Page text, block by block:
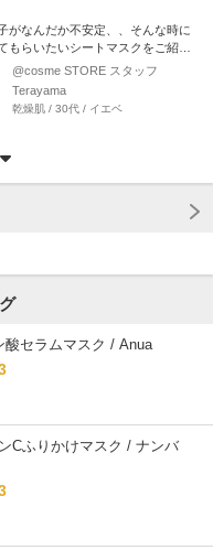
がなんだか不安定、、そんな時に
もらいたいシートマスクをご紹介
します♪ まず潤いが…
@cosme STORE スタッフ
Terayama
乾燥肌 / 30代 / イエベ
中野
普通肌 / 40代 / イエベ
はせがわ
混合肌 / 30代 / イエベ
inoue
敏感肌 / 40代 / ブルベ
酸セラムマスク / Anua
Cふりかけマスク / ナンバ